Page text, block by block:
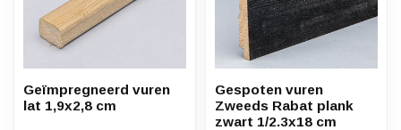
Geïmpregneerd vuren
lat 1,9x2,8 cm
Gespoten vuren
Zweeds Rabat plank
zwart 1/2.3x18 cm